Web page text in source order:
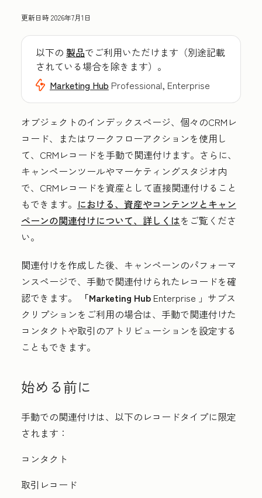
更新日時2026年7月1日
以下の 製品でご利用いただけます（別途記載
されている場合を除きます）。
Marketing Hub Professional, Enterprise
オブジェクトのインデックスページ、個々のCRMレ
コード、またはワークフローアクションを使用し
て、CRMレコードを手動で関連付けます。さらに、
キャンペーンツールやマーケティングスタジオ内
で、CRMレコードを資産として直接関連付けること
もできます。 における、資産やコンテンツとキャン
ペーンの関連付けについて、詳しくはをご覧くださ
い。
関連付けを作成した後、キャンペーンのパフォーマ
ンスページで、手動で関連付けられたレコードを確
認できます。
「Marketing Hub Enterprise 」サブス
クリプションをご利用の場合は、手動で関連付けた
コンタクトや取引のアトリビューションを設定する
こともできます。
始める前に
手動での関連付けは、以下のレコードタイプに限定
されます：
コンタクト
取引レコード